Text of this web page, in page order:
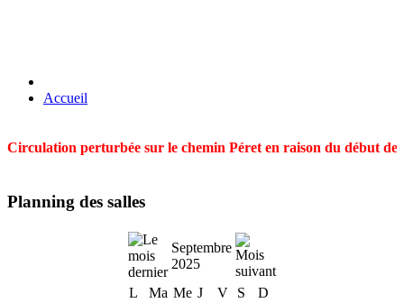
Accueil
Circulation perturbée sur le chemin Péret en raison du début
Planning des salles
Septembre
2025
L
Ma Me J V S
D